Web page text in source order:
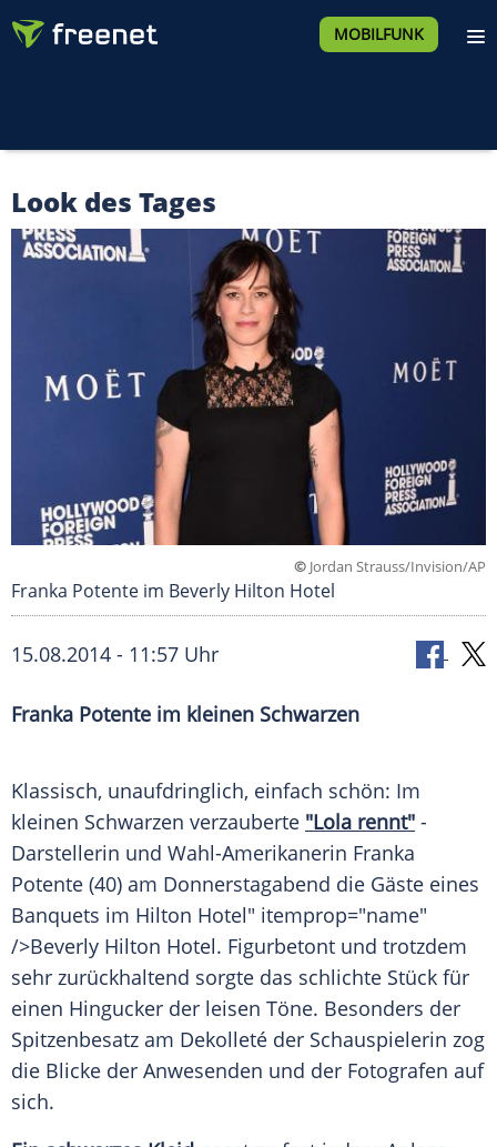
MOBILFUNK
Look des Tages
© Jordan Strauss/Invision/AP
Franka Potente im Beverly Hilton Hotel
15.08.2014 - 11:57 Uhr
Franka Potente im kleinen Schwarzen
Klassisch, unaufdringlich, einfach schön: Im
kleinen Schwarzen verzauberte "Lola rennt" -
Darstellerin und Wahl-Amerikanerin Franka
Potente (40) am Donnerstagabend die Gäste eines
Banquets im Hilton Hotel" itemprop="name"
/>Beverly Hilton Hotel. Figurbetont und trotzdem
sehr zurückhaltend sorgte das schlichte Stück für
einen Hingucker der leisen Töne. Besonders der
Spitzenbesatz am Dekolleté der Schauspielerin zog
die Blicke der Anwesenden und der Fotografen auf
sich.